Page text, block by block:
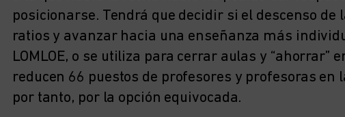
posicionarse. Tendrá que decidir si el descenso
ratios y avanzar hacia una enseñanza más
LOMLOE, o se utiliza para cerrar aulas y “ahorrar”
reducen 66 puestos de profesores y profesoras
por tanto, por la opción equivocada.